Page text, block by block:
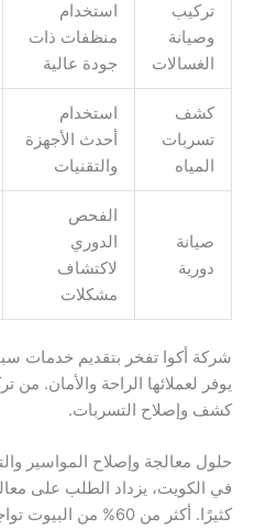
تركيب
وصيانة
الغسالات
استخدام
منظفات ذات
جودة عالية
كشف
تسربات
المياه
استخدام
أحدث الأجهزة
والتقنيات
صيانة
دورية
الفحص
الدوري
لاكتشاف
مشكلات
شركة أكوا تفخر بتقديم خدمات
يوفر لعملائها الراحة والأمان. من
كشف وإصلاح التسربات.
حلول معالجة وإصلاح المواسير
في الكويت، يزداد الطلب على
كثيرًا. أكثر من 60% من